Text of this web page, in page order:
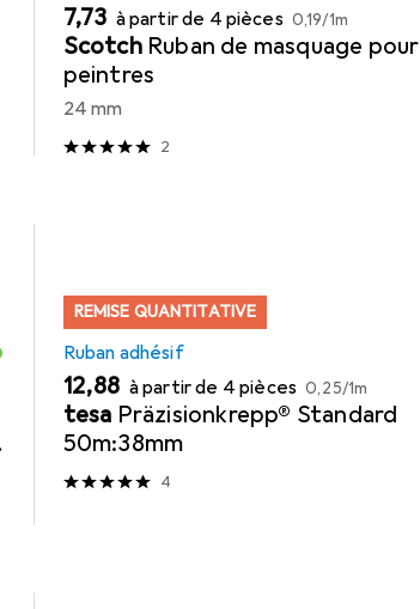
EUR
7,73 à partir de 4 pièces EUR
0,19/1m
Scotch Ruban de masquage pour
peintres
24 mm
2
REMISE QUANTITATIVE
Ruban adhésif
EUR
12,88 à partir de 4 pièces EUR
0,25/1m
tesa Präzisionkrepp® Standard
50m:38mm
4